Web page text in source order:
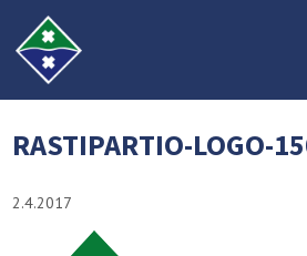
RASTIPARTIO-LOGO-
2.4.2017